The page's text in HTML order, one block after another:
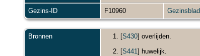
Gezins-ID F10960 Gezinsblad
Bronnen [S430] overlijden.
[S441] huwelijk.